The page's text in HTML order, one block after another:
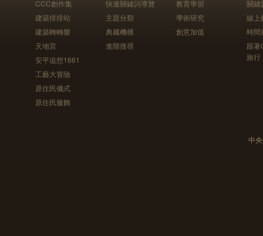
CCC創作集
建築排排站
建築轉轉樂
天地宮
安平追想1661
工藝大冒險
原住民儀式
原住民服飾
快速關鍵詞導覽
主題分類
典藏機構
進階搜尋
教育學習
學術研究
創意加值
關鍵
線上
時間
跟
旅行
中